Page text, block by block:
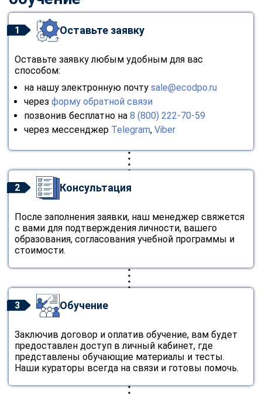
1 Оставьте заявку
Оставьте заявку любым удобным для вас
способом:
на нашу электронную почту sale@ecodpo.ru
через форму обратной связи
позвонив бесплатно на 8 (800) 222-70-59
через мессенджер Telegram, Viber
2 Консультация
После заполнения заявки, наш менеджер свяжется
с вами для подтверждения личности, вашего
образования, согласования учебной программы и
стоимости.
3 Обучение
Заключив договор и оплатив обучение, вам будет
предоставлен доступ в личный кабинет, где
представлены обучающие материалы и тесты.
Наши кураторы всегда на связи и готовы помочь.